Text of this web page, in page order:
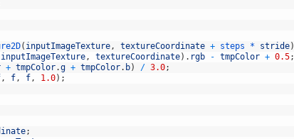
( inputImageTexture, textureCoordinate + steps * stride)
inputImageTexture, textureCoordinate) . rgb - tmpColor + 0.5;
+ tmpColor.g + tmpColor. b) / 3.0;
, f, f, 1.0) ;
;